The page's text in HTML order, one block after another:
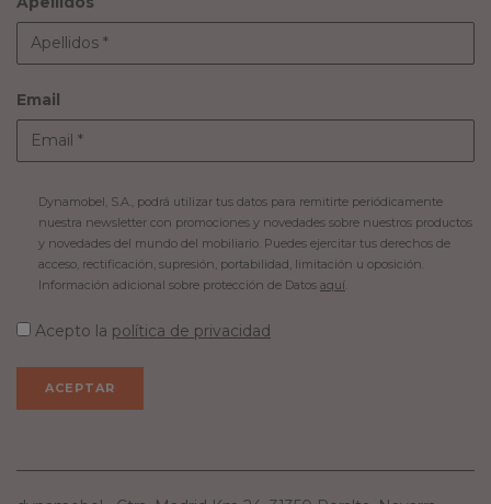
Email
Dynamobel, S.A., podrá utilizar tus datos para remitirte periódicamente
nuestra newsletter con promociones y novedades sobre nuestros productos
y novedades del mundo del mobiliario. Puedes ejercitar tus derechos de
acceso, rectificación, supresión, portabilidad, limitación u oposición.
Información adicional sobre protección de Datos aquí
Acepto la política de privacidad